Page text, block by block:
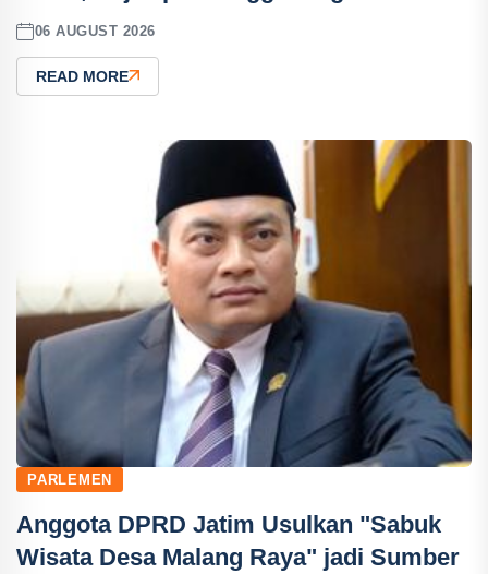
06 AUGUST 2026
READ MORE
PARLEMEN
Anggota DPRD Jatim Usulkan "Sabuk
Wisata Desa Malang Raya" jadi Sumber